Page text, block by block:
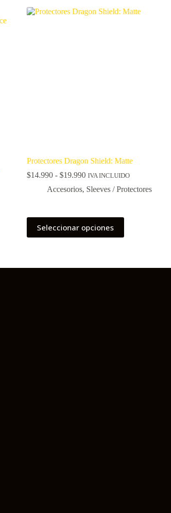
Protectores Dragon Shield: Matte
$14.990 - $19.990Rango
precios:
hasta
$19.990
IVA INCLUIDO
Accesorios, Sleeves / Protectores
Seleccionar opciones
Este
producto
tiene
Las